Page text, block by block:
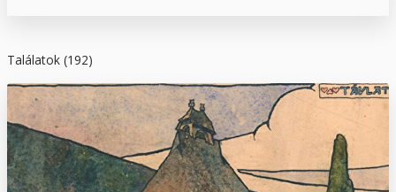
Találatok (192)